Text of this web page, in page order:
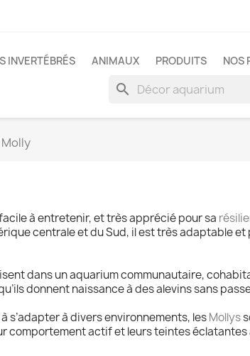
INVERTÉBRÉS ANIMAUX PRODUITS NOS
search
Molly
à entretenir, et très apprécié pour sa
centrale et du Sud, il est très adaptable
dans un aquarium communautaire,
donnent naissance à des alevins sans
s’adapter à divers environnements, lesMollys
comportement actif et leurs teintes éclatantes